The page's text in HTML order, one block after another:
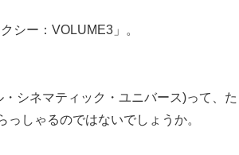
シー：VOLUME3」。
シネマティック・ユニバース)って、た
しゃるのではないでしょうか。